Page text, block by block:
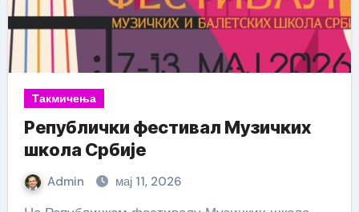
Такмичења
Републички фестивал Музичких
школа Србије
Admin мај 11, 2026